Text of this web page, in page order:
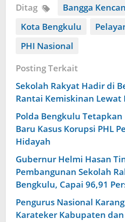
Ditag Bangga
Kota Bengkulu
PHI Nasional
Posting Terkait
Sekolah Rakyat Hadir di
Rantai Kemiskinan Lewat
Polda Bengkulu Tetapkan
Baru Kasus Korupsi PHL
Hidayah
Gubernur Helmi Hasan
Pembangunan Sekolah
Bengkulu, Capai 96,91
Pengurus Nasional
Karateker Kabupaten